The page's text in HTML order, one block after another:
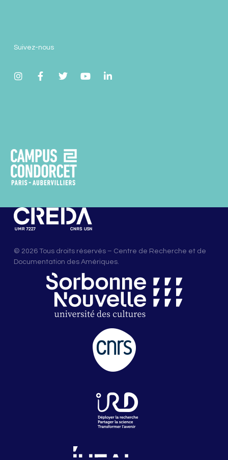
© 2026 Tous droits réservés – Centre de Recherche et de
Documentation des Amériques.
Suivez-nous